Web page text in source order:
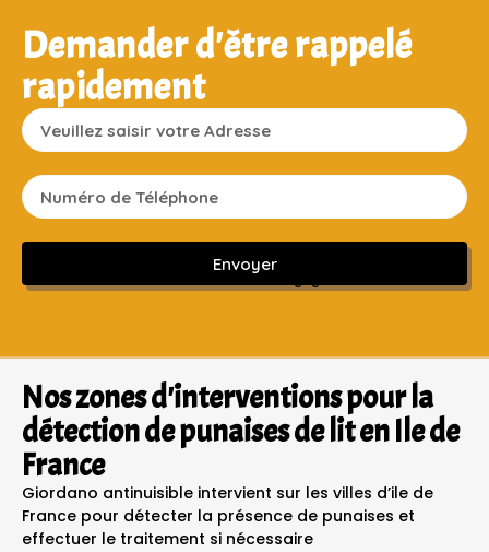
Demander d'être rappelé
rapidement
Envoyer
Sans engagement ni frais cachés
Nos zones d'interventions pour la
détection de punaises de lit en Ile de
France
Giordano antinuisible intervient sur les villes d’ile de
France pour détecter la présence de punaises et
effectuer le traitement si nécessaire